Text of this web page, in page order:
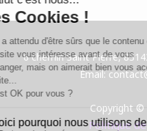
6 chemin Saint Pierre,
Email:
Copyright ©
Politique